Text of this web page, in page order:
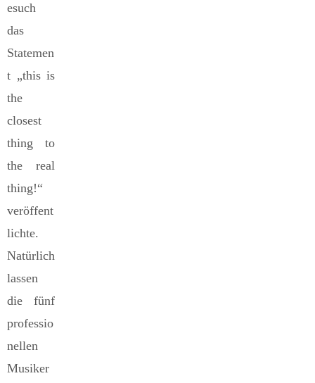
esuch
das
Statemen
t „this is
the
closest
thing to
the real
thing!“
veröffent
lichte.
Natürlich
lassen
die fünf
professio
nellen
Musiker